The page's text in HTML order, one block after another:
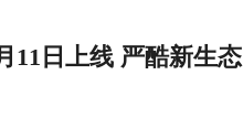
11日上线 严酷新生态